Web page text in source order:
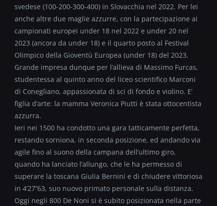
svedese (100-200-300-400) in Slovacchia nel 2022. Per lei
anche altre due maglie azzurre, con la partecipazione ai
campionati europei under 18 nel 2022 e under 20 nel
2023 (ancora da under 18) e il quarto posto al Festival
Olimpico della Gioventù Europea (under 18) del 2023.
Grande impresa dunque per l’allieva di Massimo Furcas,
studentessa al quinto anno del liceo scientifico Marconi
di Conegliano, appassionata di sci di fondo e violino. E’
figlia d’arte: la mamma Veronica Piutti è stata ottocentista
azzurra.
Ieri nei 1500 ha condotto una gara tatticamente perfetta,
restando sorniona, in seconda posizione, ed andando via
agile fino al suono della campana dell’ultimo giro,
quando ha lanciato l’allungo, che le ha permesso di
superare la toscana Giulia Bernini e di chiudere vittoriosa
in 4’27’’63, suo nuovo primato personale sulla distanza.
Oggi negli 800 De Noni si è subito posizionata nella parte